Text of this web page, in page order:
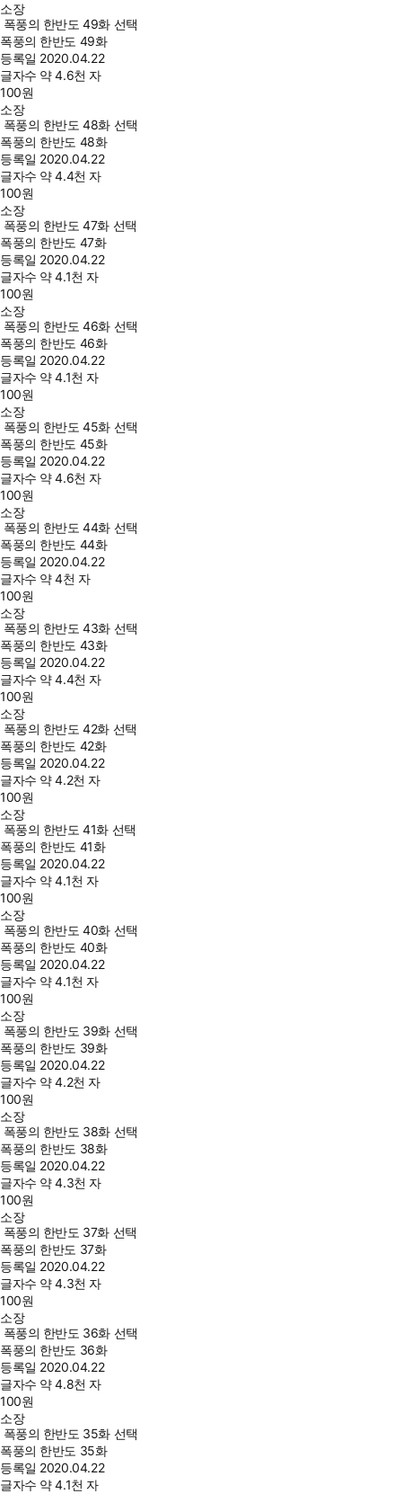
소장
폭풍의 한반도 49화 선택
폭풍의 한반도 49화
등록일 2020.04.22
글자수 약 4.6천 자
100원
소장
폭풍의 한반도 48화 선택
폭풍의 한반도 48화
등록일 2020.04.22
글자수 약 4.4천 자
100원
소장
폭풍의 한반도 47화 선택
폭풍의 한반도 47화
등록일 2020.04.22
글자수 약 4.1천 자
100원
소장
폭풍의 한반도 46화 선택
폭풍의 한반도 46화
등록일 2020.04.22
글자수 약 4.1천 자
100원
소장
폭풍의 한반도 45화 선택
폭풍의 한반도 45화
등록일 2020.04.22
글자수 약 4.6천 자
100원
소장
폭풍의 한반도 44화 선택
폭풍의 한반도 44화
등록일 2020.04.22
글자수 약 4천 자
100원
소장
폭풍의 한반도 43화 선택
폭풍의 한반도 43화
등록일 2020.04.22
글자수 약 4.4천 자
100원
소장
폭풍의 한반도 42화 선택
폭풍의 한반도 42화
등록일 2020.04.22
글자수 약 4.2천 자
100원
소장
폭풍의 한반도 41화 선택
폭풍의 한반도 41화
등록일 2020.04.22
글자수 약 4.1천 자
100원
소장
폭풍의 한반도 40화 선택
폭풍의 한반도 40화
등록일 2020.04.22
글자수 약 4.1천 자
100원
소장
폭풍의 한반도 39화 선택
폭풍의 한반도 39화
등록일 2020.04.22
글자수 약 4.2천 자
100원
소장
폭풍의 한반도 38화 선택
폭풍의 한반도 38화
등록일 2020.04.22
글자수 약 4.3천 자
100원
소장
폭풍의 한반도 37화 선택
폭풍의 한반도 37화
등록일 2020.04.22
글자수 약 4.3천 자
100원
소장
폭풍의 한반도 36화 선택
폭풍의 한반도 36화
등록일 2020.04.22
글자수 약 4.8천 자
100원
소장
폭풍의 한반도 35화 선택
폭풍의 한반도 35화
등록일 2020.04.22
글자수 약 4.1천 자